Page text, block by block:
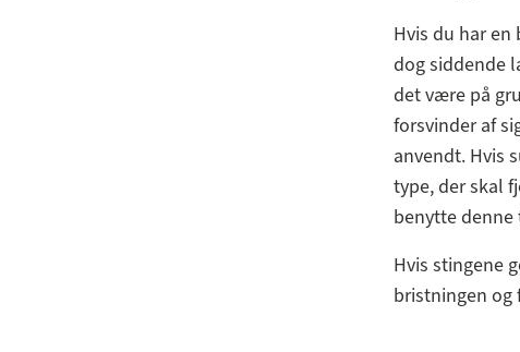
Hvis du har
dog siddende
det være på
forsvinder af
anvendt. Hvis
type, der skal
benytte denne
Hvis stingene
bristningen og